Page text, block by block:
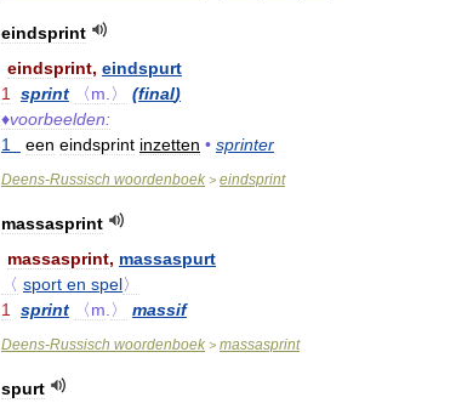
eindsprint
eindsprint, eindspurt
1
sprint 〈m 〉 (final)
♦voorbeelden:
1
een eindsprint inzetten • sprinter
Deens-Russisch woordenboek > eindsprint
massasprint
massasprint, massaspurt
〈 sport en spel〉
1
sprint 〈m 〉 massif
Deens-Russisch woordenboek > massasprint
spurt